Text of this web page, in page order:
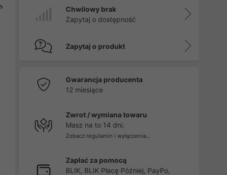
Chwilowy brak
Zapytaj o dostępność
Zapytaj o produkt
Gwarancja producenta
12 miesiące
Zwrot / wymiana towaru
Masz na to 14 dni.
Zobacz regulamin i wyłączenia...
Zapłać za pomocą
BLIK, BLIK Płacę Później, PayPo,